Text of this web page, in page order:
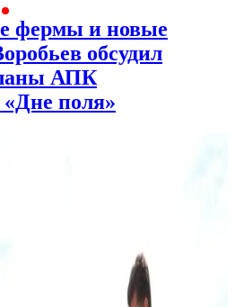
фермы и новые
обсудил
АПК
поля»